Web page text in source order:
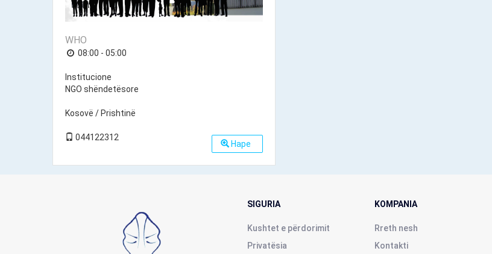
WHO
08:00 - 05:00
Institucione
NGO shëndetësore
Kosovë / Prishtinë
044122312
Hape
SIGURIA
Kushtet e përdorimit
Privatësia
KOMPANIA
Rreth nesh
Kontakti